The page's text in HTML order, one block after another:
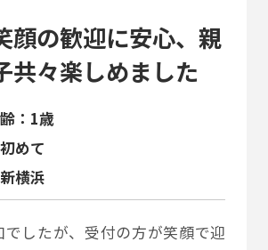
顔の歓迎に安心、親
共々楽しめました
：1歳
めて
横浜
したが、受付の方が笑顔で迎